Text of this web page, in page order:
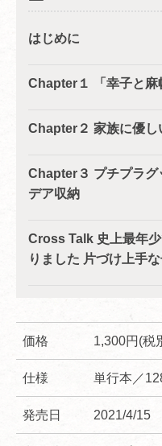
はじめに
Chapter１ 「幸子と
Chapter２ 家族に優
Chapter３ プチプラグ
デア収納
Cross Talk 史上最年
りました 片づけ上手
価格 1,300円(税
仕様 単行本／
発売日 2021/4/15